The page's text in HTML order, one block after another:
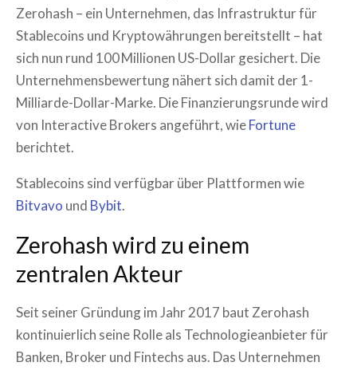
Zerohash – ein Unternehmen, das Infrastruktur für
Stablecoins und Kryptowährungen bereitstellt – hat
sich nun rund 100 Millionen US-Dollar gesichert. Die
Unternehmensbewertung nähert sich damit der 1-
Milliarde-Dollar-Marke. Die Finanzierungsrunde wird
von Interactive Brokers angeführt, wieFortune
berichtet.
Stablecoins sind verfügbar über Plattformen wie
Bitvavo und Bybit.
Zerohash wird zu einem
zentralen Akteur
Seit seiner Gründung im Jahr 2017 baut Zerohash
kontinuierlich seine Rolle als Technologieanbieter für
Banken, Broker und Fintechs aus. Das Unternehmen